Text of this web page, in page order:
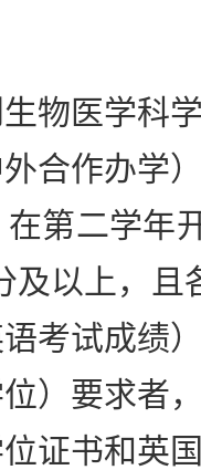
医学科学
合作办学
第二学年
及以上，且
考试成绩
）要求者
证书和英